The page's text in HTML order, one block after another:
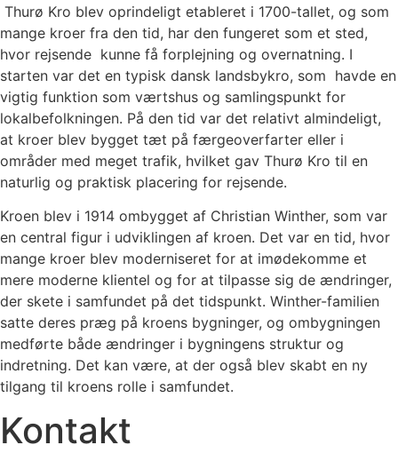
Thurø Kro blev oprindeligt etableret i 1700-tallet, og som
mange kroer fra den tid, har den fungeret som et sted,
hvor rejsende kunne få forplejning og overnatning. I
starten var det en typisk dansk landsbykro, som havde en
vigtig funktion som værtshus og samlingspunkt for
lokalbefolkningen. På den tid var det relativt almindeligt,
at kroer blev bygget tæt på færgeoverfarter eller i
områder med meget trafik, hvilket gav Thurø Kro til en
naturlig og praktisk placering for rejsende.
Kroen blev i 1914 ombygget af Christian Winther, som var
en central figur i udviklingen af kroen. Det var en tid, hvor
mange kroer blev moderniseret for at imødekomme et
mere moderne klientel og for at tilpasse sig de ændringer,
der skete i samfundet på det tidspunkt. Winther-familien
satte deres præg på kroens bygninger, og ombygningen
medførte både ændringer i bygningens struktur og
indretning. Det kan være, at der også blev skabt en ny
tilgang til kroens rolle i samfundet.
Kontakt